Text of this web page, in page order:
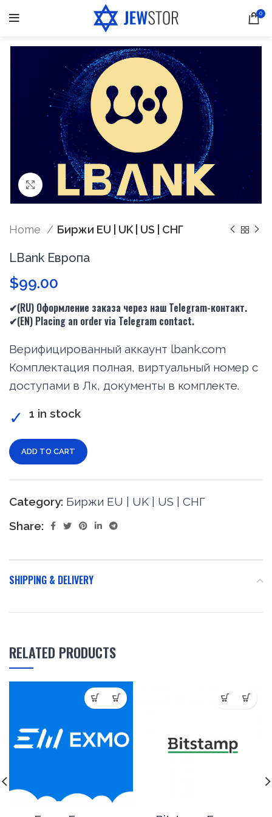
0
Нажмите, чтобы увеличить
Home Биржи EU | UK | US | СНГ
LBank Европа
$99.00
✔(RU) Оформление заказа через наш Telegram-контакт.
✔(EN) Placing an order via Telegram contact.
Верифицированный аккаунт lbank.com
Комплектация полная, виртуальный номер с
доступами в Лк, документы в комплекте.
1 in stock
ADD TO CART
Category: Биржи EU | UK | US | СНГ
Share:
SHIPPING & DELIVERY
RELATED PRODUCTS